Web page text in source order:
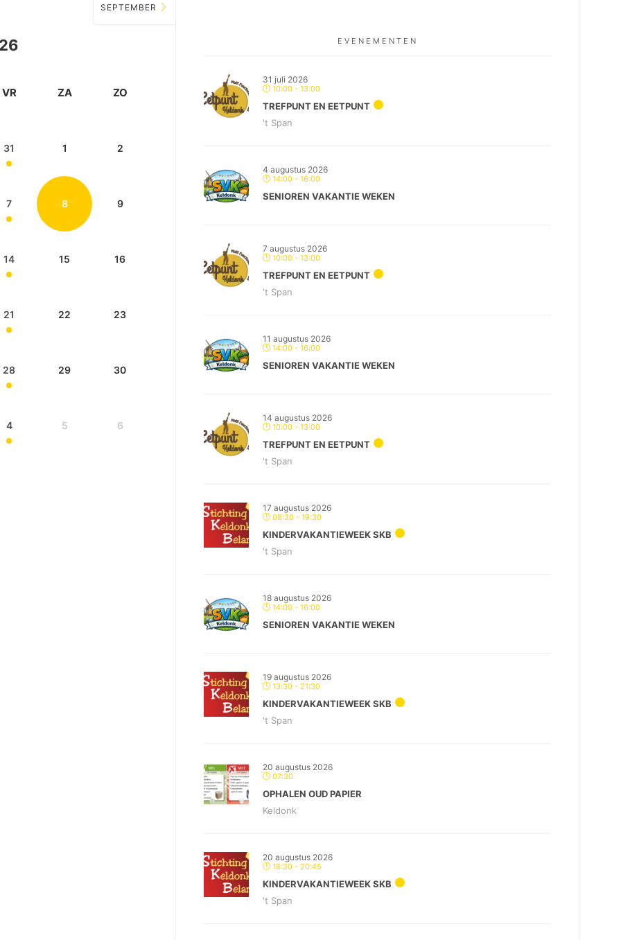
SEPTEMBER
VR ZA ZO
31 1 2
7 8 9
14 15 16
21 22 23
28 29 30
4 5 6
EVENEMENTEN
31 juli 2026
10:00 - 13:00
TREFPUNT EN EETPUNT
't Span
4 augustus 2026
14:00 - 16:00
SENIOREN VAKANTIE WEKEN
7 augustus 2026
10:00 - 13:00
TREFPUNT EN EETPUNT
't Span
11 augustus 2026
14:00 - 16:00
SENIOREN VAKANTIE WEKEN
14 augustus 2026
10:00 - 13:00
TREFPUNT EN EETPUNT
't Span
17 augustus 2026
08:30 - 19:30
KINDERVAKANTIEWEEK SKB
't Span
18 augustus 2026
14:00 - 16:00
SENIOREN VAKANTIE WEKEN
19 augustus 2026
13:30 - 21:30
KINDERVAKANTIEWEEK SKB
't Span
20 augustus 2026
07:30
OPHALEN OUD PAPIER
Keldonk
20 augustus 2026
18:30 - 20:45
KINDERVAKANTIEWEEK SKB
't Span